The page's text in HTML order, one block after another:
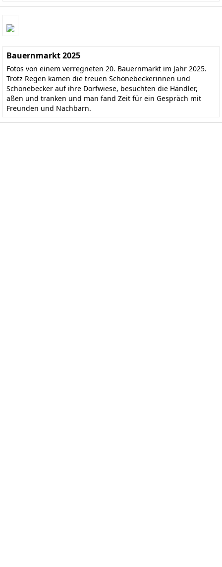
Bauernmarkt 2025
Fotos von einem verregneten 20. Bauernmarkt im Jahr 2025.
Trotz Regen kamen die treuen Schönebeckerinnen und
Schönebecker auf ihre Dorfwiese, besuchten die Händler,
aßen und tranken und man fand Zeit für ein Gespräch mit
Freunden und Nachbarn.